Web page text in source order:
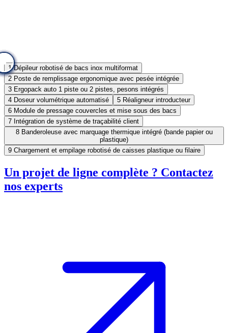
98765
4321
1Dépileur robotisé de bacs inox multiformat
2 Poste de remplissage ergonomique avec pesée intégrée
3 Ergopack auto 1 piste ou 2 pistes, pesons intégrés
4 Doseur volumétrique automatisé 5 Réaligneur introducteur
6 Module de pressage couvercles et mise sous des bacs
7 Intégration de système de traçabilité client
8 Banderoleuse avec marquage thermique intégré (bande papier ou
plastique)
9 Chargement et empilage robotisé de caisses plastique ou filaire
Un projet de ligne complète ? Contactez
nos experts